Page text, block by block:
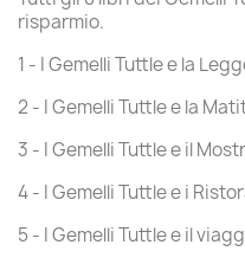
risparmio.
1 - I Gemelli Tuttle e la
2 - I Gemelli Tuttle e la
3 - I Gemelli Tuttle e il
4 - I Gemelli Tuttle e i
5 - I Gemelli Tuttle e il